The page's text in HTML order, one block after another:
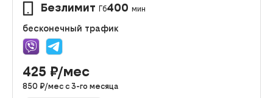
Безлимит Гб400 мин
бесконечный трафик
425 ₽/мес
850 ₽/мес с 3-го месяца